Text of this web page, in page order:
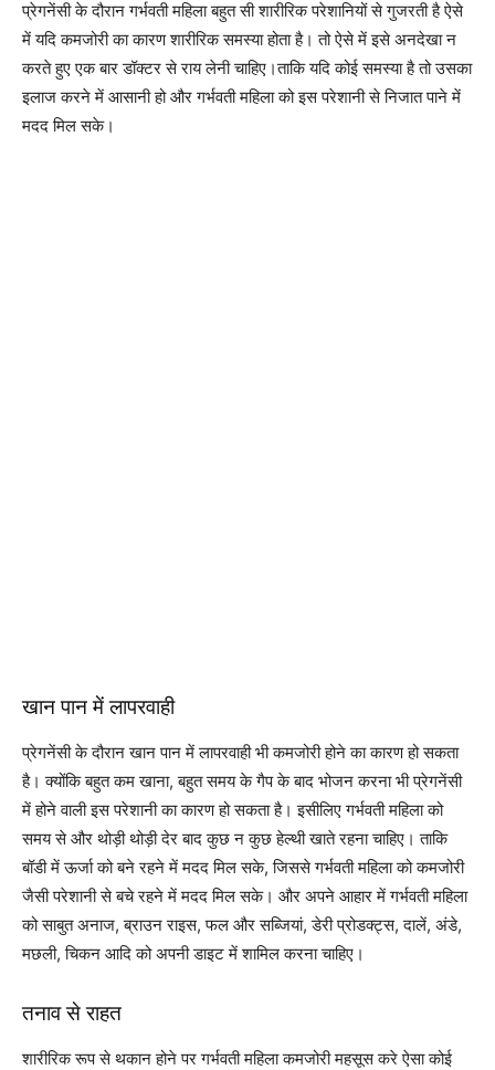
प्रेगनेंसी के दौरान गर्भवती महिला बहुत सी शारीरिक परेशानियों से गुजरती है ऐसे
में यदि कमजोरी का कारण शारीरिक समस्या होता है। तो ऐसे में इसे अनदेखा न
करते हुए एक बार डॉक्टर से राय लेनी चाहिए।ताकि यदि कोई समस्या है तो उसका
इलाज करने में आसानी हो और गर्भवती महिला को इस परेशानी से निजात पाने में
मदद मिल सके।
खान पान में लापरवाही
प्रेगनेंसी के दौरान खान पान में लापरवाही भी कमजोरी होने का कारण हो सकता
है। क्योंकि बहुत कम खाना, बहुत समय के गैप के बाद भोजन करना भी प्रेगनेंसी
में होने वाली इस परेशानी का कारण हो सकता है। इसीलिए गर्भवती महिला को
समय से और थोड़ी थोड़ी देर बाद कुछ न कुछ हेल्थी खाते रहना चाहिए। ताकि
बॉडी में ऊर्जा को बने रहने में मदद मिल सके, जिससे गर्भवती महिला को कमजोरी
जैसी परेशानी से बचे रहने में मदद मिल सके। और अपने आहार में गर्भवती महिला
को साबुत अनाज, ब्राउन राइस, फल और सब्जियां, डेरी प्रोडक्ट्स, दालें, अंडे,
मछली, चिकन आदि को अपनी डाइट में शामिल करना चाहिए।
तनाव से राहत
शारीरिक रूप से थकान होने पर गर्भवती महिला कमजोरी महसूस करे ऐसा कोई